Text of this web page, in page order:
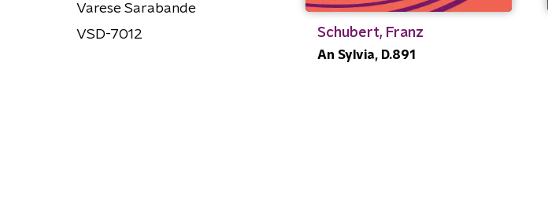
Varese Sarabande
VSD-7012
Schubert, Franz
An Sylvia, D.891